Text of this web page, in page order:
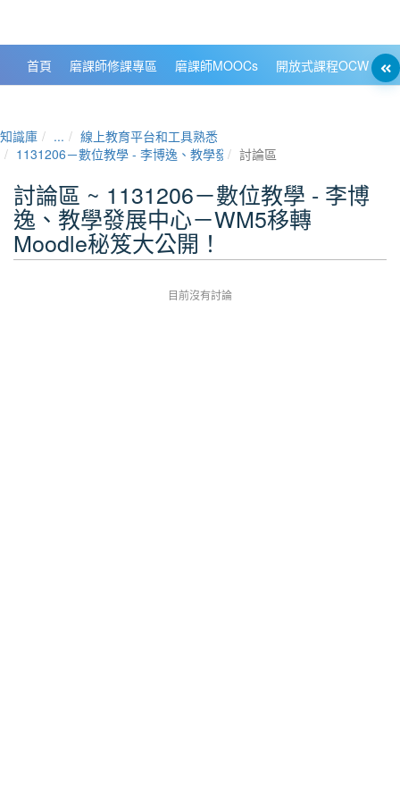
首頁 磨課師修課專區 磨課師MOOCs 開放式課程OCW
知識庫 ...
線上教育平台和工具熟悉
1131206－數位教學 - 李博逸、教學發展中心－WM5移轉Moodle秘
討論區
討論區 ~ 1131206－數位教學 - 李博
逸、教學發展中心－WM5移轉
Moodle秘笈大公開！
目前沒有討論